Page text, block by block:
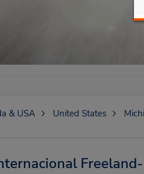
& USA United States